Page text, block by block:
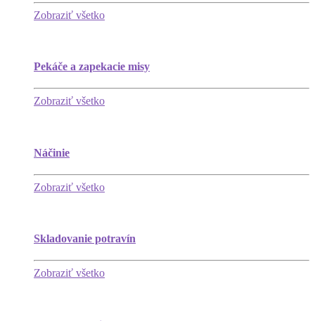
Zobraziť všetko
Pekáče a zapekacie misy
Zobraziť všetko
Náčinie
Zobraziť všetko
Skladovanie potravín
Zobraziť všetko